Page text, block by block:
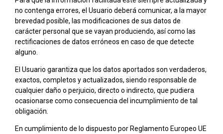
no contenga errores, el Usuario deberá comunicar, a la mayor
brevedad posible, las modificaciones de sus datos de
carácter personal que se vayan produciendo, así como las
rectificaciones de datos erróneos en caso de que detecte
alguno.
El Usuario garantiza que los datos aportados son verdaderos,
exactos, completos y actualizados, siendo responsable de
cualquier daño o perjuicio, directo o indirecto, que pudiera
ocasionarse como consecuencia del incumplimiento de tal
obligación.
En cumplimiento de lo dispuesto por Reglamento Europeo UE